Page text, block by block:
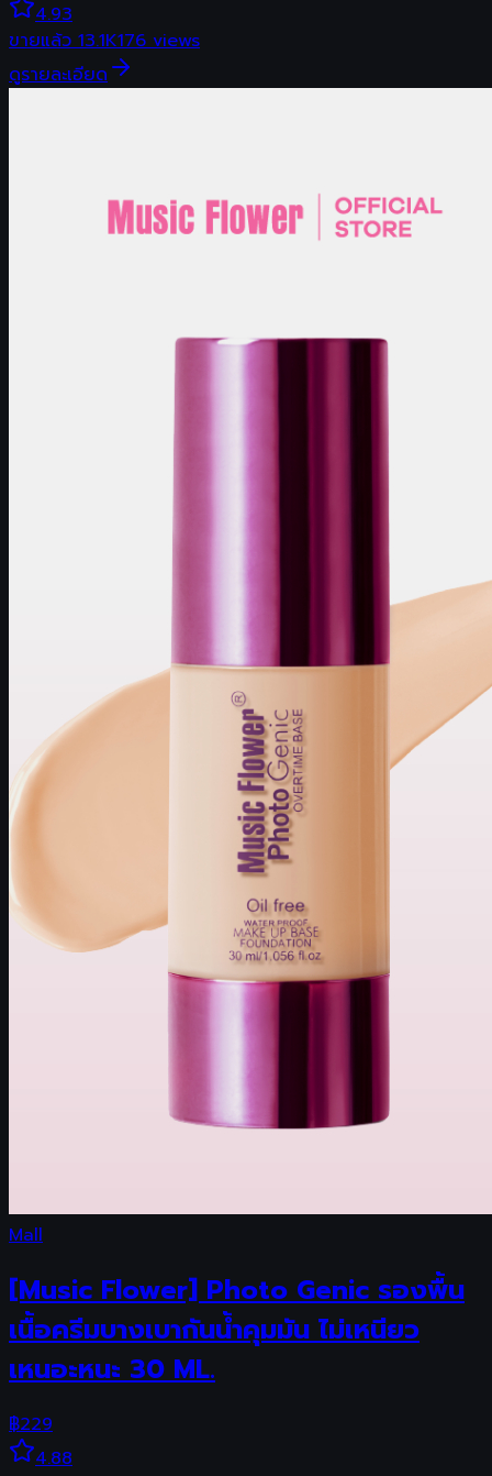
4.93
ขายแล้ว13.1K176views
ดูรายละเอียด
Mall
[Music Flower] Photo Genic รองพื้น
เนื้อครีมบางเบากันน้ำคุมมัน ไม่เหนียว
เหนอะหนะ 30 ML.
฿229
4.88